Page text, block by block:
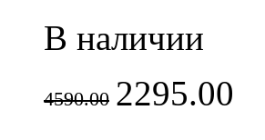
В наличии
4590.00 2295.00